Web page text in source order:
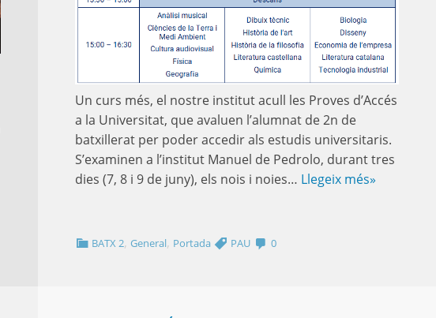
Un curs més, el nostre institut acull les Proves d’Accés
a la Universitat, que avaluen l’alumnat de 2n de
batxillerat per poder accedir als estudis universitaris.
S’examinen a l’institut Manuel de Pedrolo, durant tres
dies (7, 8 i 9 de juny), els nois i noies… Llegeix més»
BATX 2,General, Portada PAU 0